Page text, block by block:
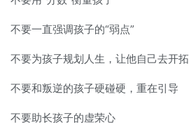
不要一直强调孩子的“弱点”
不要为孩子规划人生，让他自己去开拓
不要和叛逆的孩子硬碰硬，重在引导
不要助长孩子的虚荣心